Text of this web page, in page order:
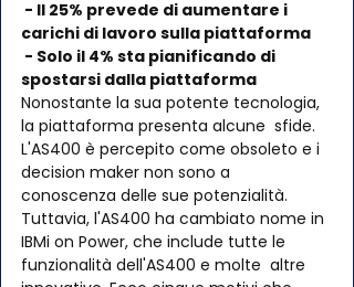
carichi di lavoro sulla piattaforma
spostarsi dalla piattaforma
Nonostante la sua potente tecnologia,
la piattaforma presenta alcune  sfide.
L'AS400 è percepito come obsoleto e i
decision maker non sono a
conoscenza delle sue potenzialità.
Tuttavia, l'AS400 ha cambiato nome in
IBMi on Power, che include tutte le
funzionalità dell'AS400 e molte  altre